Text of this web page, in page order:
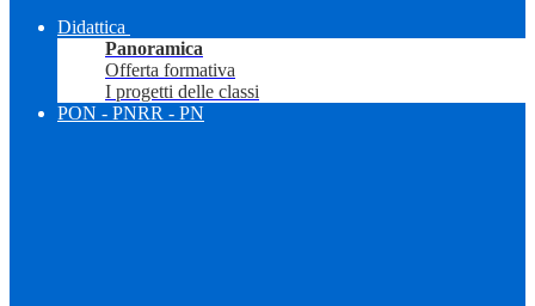
Didattica
Panoramica
Offerta formativa
I progetti delle classi
PON - PNRR - PN